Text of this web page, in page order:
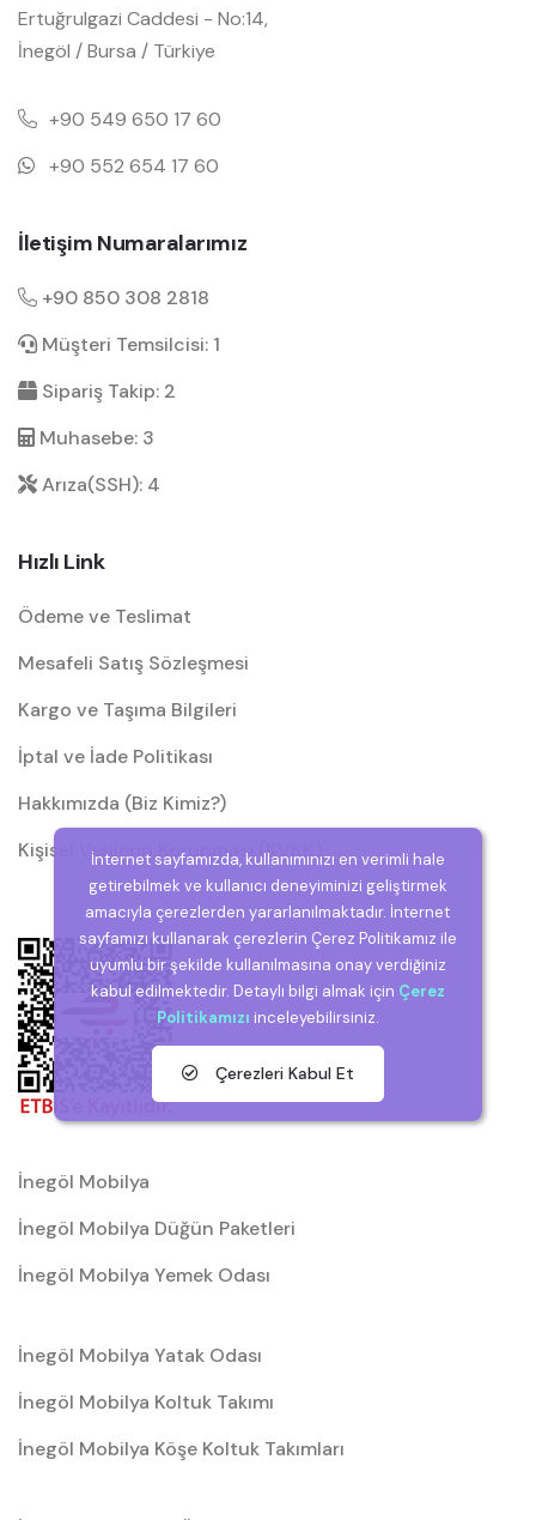
Ertuğrulgazi Caddesi - No:14,
İnegöl / Bursa / Türkiye
+90 549 650 17 60
+90 552 654 17 60
İletişim Numaralarımız
+90 850 308 2818
Müşteri Temsilcisi: 1
Sipariş Takip: 2
Muhasebe: 3
Arıza(SSH): 4
Hızlı Link
Ödeme ve Teslimat
Mesafeli Satış Sözleşmesi
Kargo ve Taşıma Bilgileri
İptal ve İade Politikası
Hakkımızda (Biz Kimiz?)
Kişisel Verilerin Korunması (KVKK)
İnegöl Mobilya
İnegöl Mobilya Düğün Paketleri
İnegöl Mobilya Yemek Odası
İnegöl Mobilya Yatak Odası
İnegöl Mobilya Koltuk Takımı
İnegöl Mobilya Köşe Koltuk Takımları
İnternet sayfamızda, kullanımınızı en verimli hale
getirebilmek ve kullanıcı deneyiminizi geliştirmek
amacıyla çerezlerden yararlanılmaktadır. İnternet
sayfamızı kullanarak çerezlerin Çerez Politikamız ile
uyumlu bir şekilde kullanılmasına onay verdiğiniz
kabul edilmektedir. Detaylı bilgi almak için Çerez
Politikamızı inceleyebilirsiniz.
Çerezleri Kabul Et